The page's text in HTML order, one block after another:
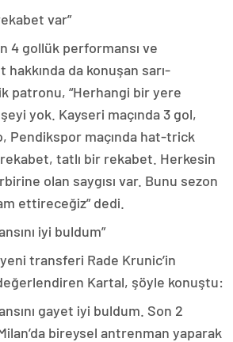
var”
4 gollük performansı ve
da konuşan sarı-
patronu, “Herhangi bir yere
yok. Kayseri maçında 3 gol,
Pendikspor maçında hat-trick
tatlı bir rekabet. Herkesin
olan saygısı var. Bunu sezon
ettireceğiz” dedi.
iyi buldum”
transferi Rade Krunic’in
Kartal, şöyle konuştu:
gayet iyi buldum. Son 2
bireysel antrenman yaparak